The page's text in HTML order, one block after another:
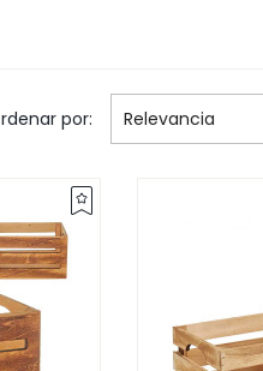
por: Relevancia